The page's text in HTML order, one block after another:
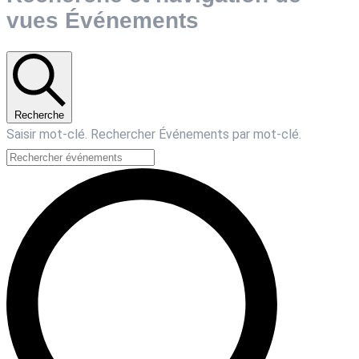
vues Événements
Recherche
Saisir mot-clé. Rechercher Événements par mot-clé.